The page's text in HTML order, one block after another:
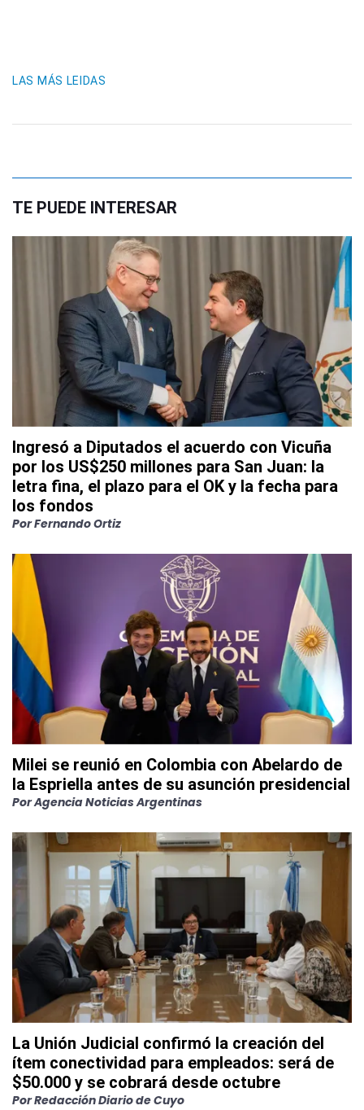
LAS MÁS LEIDAS
TE PUEDE INTERESAR
Ingresó a Diputados el acuerdo con Vicuña
por los US$250 millones para San Juan: la
letra fina, el plazo para el OK y la fecha para
los fondos
PorFernando Ortiz
Milei se reunió en Colombia con Abelardo de
la Espriella antes de su asunción presidencial
PorAgencia Noticias Argentinas
La Unión Judicial confirmó la creación del
ítem conectividad para empleados: será de
$50.000 y se cobrará desde octubre
PorRedacción Diario de Cuyo